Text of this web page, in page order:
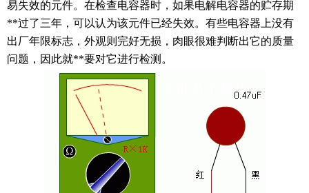
易失效的元件。在检查电容器时，如果电解电容器的贮存期
**过了三年，可以认为该元件已经失效。有些电容器上没有
出厂年限标志，外观则完好无损，肉眼很难判断出它的质量
问题，因此就**要对它进行检测。